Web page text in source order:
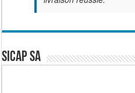
SICAP SA